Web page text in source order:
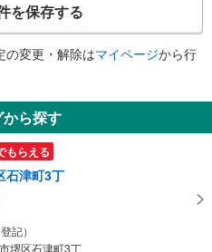
を保存する
の変更・解除はマイページから行
ら探す
もらえる
石津町3丁
登記）
堺区石津町3丁